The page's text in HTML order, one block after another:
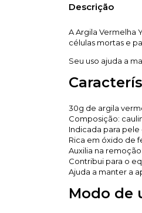
Descrição
A Argila Vermelha
células mortas e
Seu uso ajuda a
30g de argila
Composição:
Indicada para
Rica em óxido de
Auxilia na
Contribui para o
Ajuda a manter a
Modo de